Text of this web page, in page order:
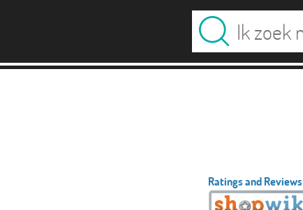
Ratings and Reviews